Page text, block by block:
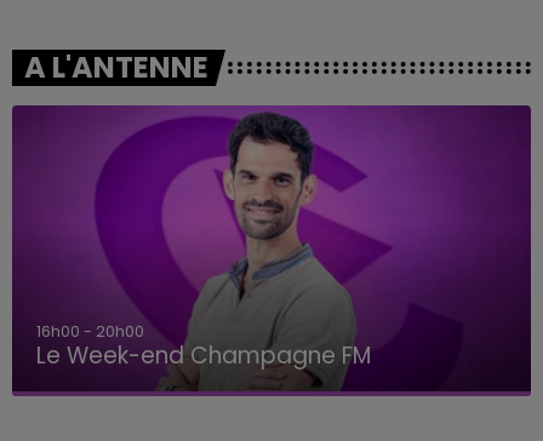
A L'ANTENNE
16h00 - 20h00
Le Week-end Champagne FM